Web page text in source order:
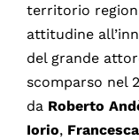
territorio
attitudine
del grande
scomparso nel
da Roberto
Iorio,